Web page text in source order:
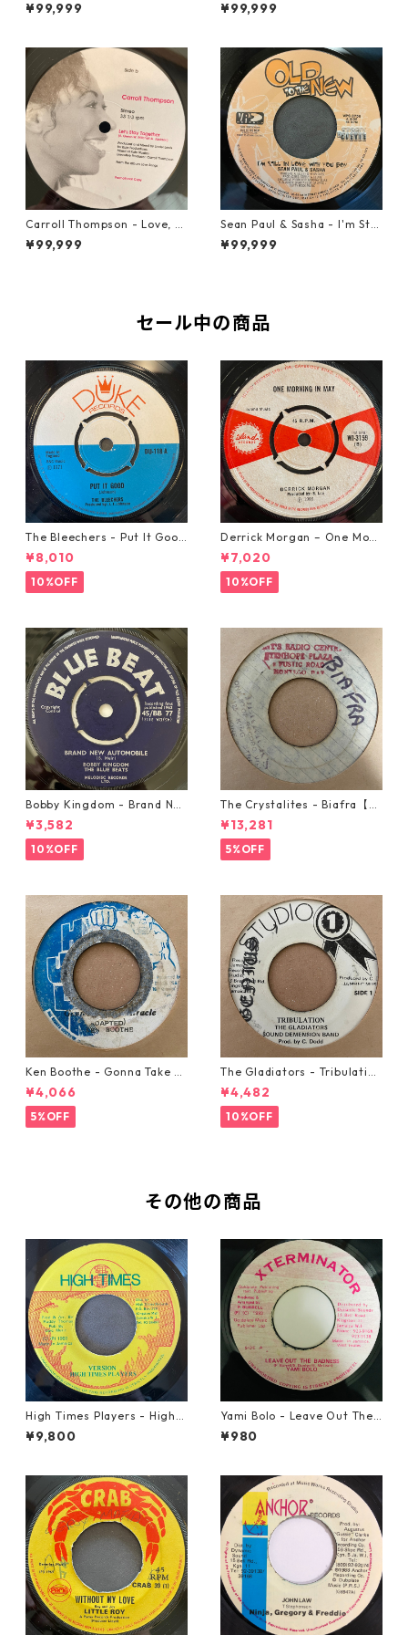
¥99,999
【7-21989】
¥99,999
Carroll Thompson - Love, N
eed And Want You【12-2198
3】
¥99,999
Sean Paul & Sasha - I'm Still
In Love With You Boy【7-218
78】
¥99,999
セール中の商品
The Bleechers - Put It Good
【7-21637】
¥8,010
10%OFF
Derrick Morgan – One Morn
ing In May【7-21653】
¥7,020
10%OFF
Bobby Kingdom - Brand Ne
w Automobile【7-20889】
¥3,582
10%OFF
The Crystalites - Biafra【7-
21293】
¥13,281
5%OFF
Ken Boothe - Gonna Take A
Miracle【7-21362】
¥4,066
5%OFF
The Gladiators - Tribulation
【7-21365】
¥4,482
10%OFF
その他の商品
High Times Players - High T
imes Theme【7-21926】
¥9,800
Yami Bolo - Leave Out The
Badness 【7-10916】
¥980